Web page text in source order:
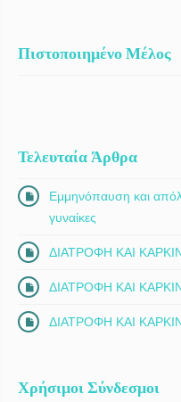
Πιστοποιημένο Μέλος
Τελευταία Άρθρα
Εμμηνόπαυση και
γυναίκες
ΔΙΑΤΡΟΦΗ ΚΑΙ
ΔΙΑΤΡΟΦΗ ΚΑΙ
ΔΙΑΤΡΟΦΗ ΚΑΙ
Χρήσιμοι Σύνδεσμοι